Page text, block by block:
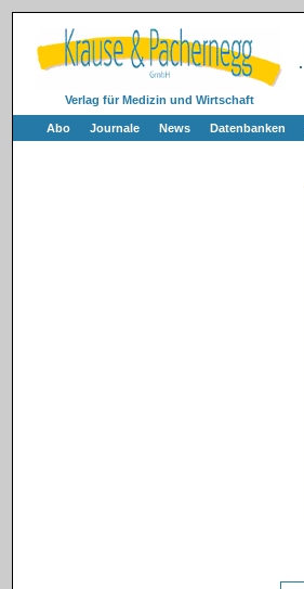
Verlag für Medizin und Wirtschaft
Abo Journale News Datenbanken